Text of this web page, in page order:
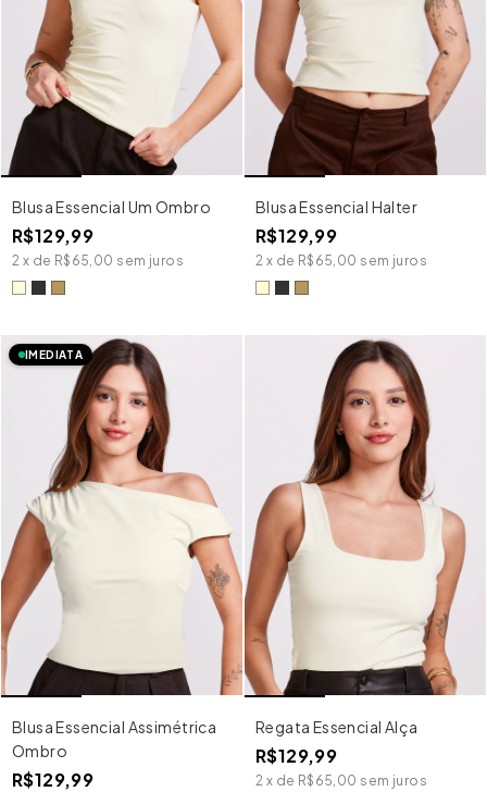
Blusa Essencial Um Ombro
R$129,99
2 x de R$65,00 sem juros
Blusa Essencial Halter
R$129,99
2 x de R$65,00 sem juros
Blusa Essencial Assimétrica
Ombro
R$129,99
IMEDIATA
Regata Essencial Alça
R$129,99
2 x de R$65,00 sem juros